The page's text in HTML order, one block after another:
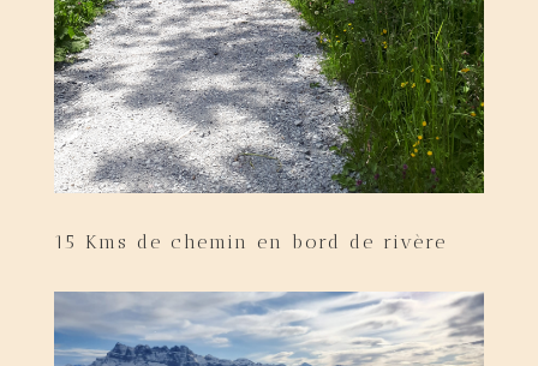
15 Kms de chemin en bord de rivère